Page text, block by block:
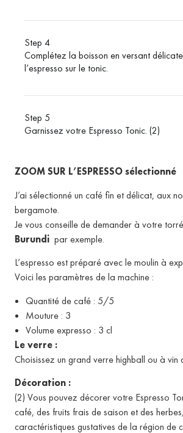
Step 4
Complétez la boisson en versant
l’espresso sur le tonic.
Step 5
Garnissez votre Espresso Tonic. (2)
ZOOM SUR L’ESPRESSO sélectionné
J’ai sélectionné un café fin et délicat, aux
bergamote.
Je vous conseille de demander à votre
Burundi par exemple.
L’espresso est préparé avec le moulin à
Voici les paramètres de la machine :
Quantité de café : 5/5
Mouture : 3
Volume expresso : 3 cl
Le verre :
Choisissez un grand verre highball ou à vin
Décoration :
(2) Vous pouvez décorer votre Espresso
café, des fruits frais de saison et des
caractéristiques gustatives de la région de